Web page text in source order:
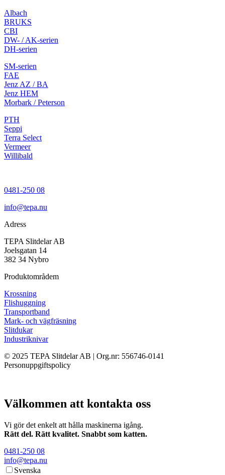
Albach
BRUKS
CBI
DW- / AK-serien
DH-serien
SM-serien
FAE
Jenz AZ / BA
Jenz HEM
Morbark / Peterson
PTH
Seppi
Terra Select
Vermeer
Willibald
0481-250 08
info@tepa.nu
Adress
TEPA Slitdelar AB
Joelsgatan 14
382 34 Nybro
Produktområdem
Krossning
Flishuggning
Transportband
Mark- och vägfräsning
Slitdukar
Industriknivar
© 2025 TEPA Slitdelar AB | Org.nr: 556746-0141
Personuppgiftspolicy
Välkommen att kontakta oss
Vi gör det enkelt att hålla maskinerna igång.
Rätt del. Rätt kvalitet. Snabbt som katten.
0481-250 08
info@tepa.nu
Svenska